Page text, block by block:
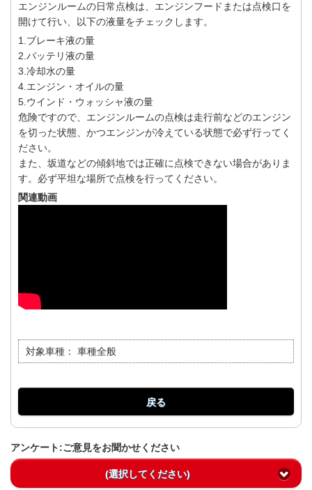
エンジンルームの日常点検は、エンジンフードまたは点検口を
開けて行い、以下の液量をチェックします。
1.ブレーキ液の量
2.バッテリ液の量
3.冷却水の量
4.エンジン・オイルの量
5.ウインド・ウォッシャ液の量
危険ですので、エンジンルームの点検は走行前などのエンジン
を切った状態、かつエンジンが冷えている状態で必ず行ってく
ださい。
また、坂道などの傾斜地では正確に点検できない場合がありま
す。必ず平坦な場所で点検を行ってください。
関連動画
対象車種： 車種全般
戻る
アンケート:ご意見をお聞かせください
(選択してください)